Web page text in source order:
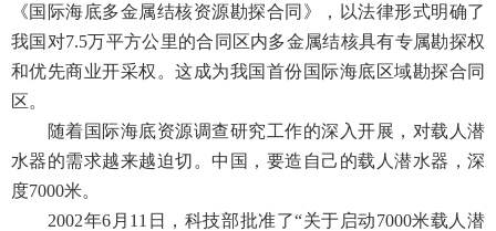
《国际海底多金属结核资源勘探合同》，以法律形式明确了
我国对7.5万平方公里的合同区内多金属结核具有专属勘探权
和优先商业开采权。这成为我国首份国际海底区域勘探合同
区。
随着国际海底资源调查研究工作的深入开展，对载人潜
水器的需求越来越迫切。中国，要造自己的载人潜水器，深
度7000米。
2002年6月11日，科技部批准了“关于启动7000米载人潜